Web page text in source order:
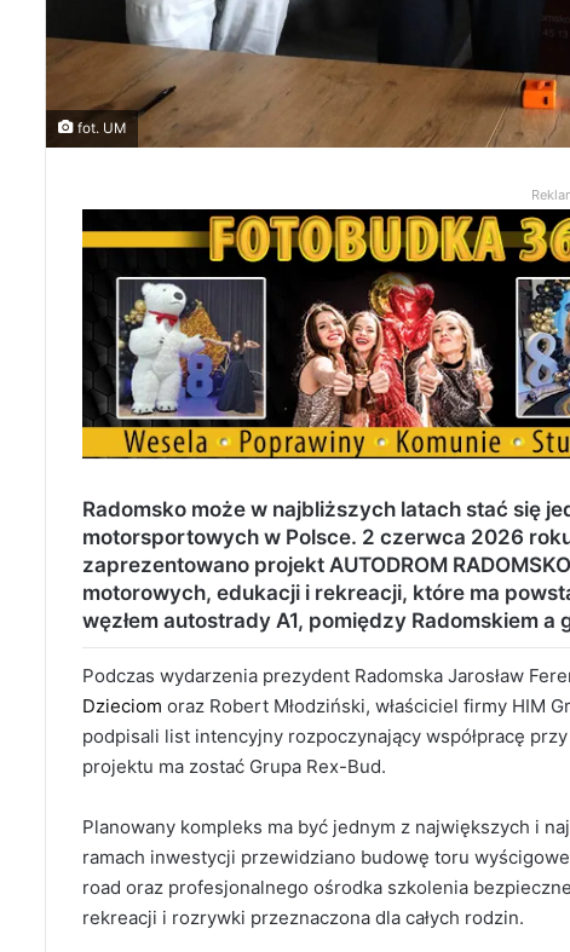
fot. UM
Radomsko może w najbliższych latach stać się
motorsportowych w Polsce. 2 czerwca 2026
zaprezentowano projekt AUTODROM
motorowych, edukacji i rekreacji, które ma
węzłem autostrady A1, pomiędzy Radomskiem a
Podczas wydarzenia prezydent Radomska Jarosław
Dzieciom oraz Robert Młodziński, właściciel firmy HIM
podpisali list intencyjny rozpoczynający współpracę
projektu ma zostać Grupa Rex-Bud.
Planowany kompleks ma być jednym z największych i
ramach inwestycji przewidziano budowę toru
road oraz profesjonalnego ośrodka szkolenia
rekreacji i rozrywki przeznaczona dla całych rodzin.